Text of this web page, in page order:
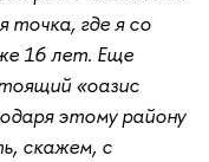
точка, где я со
16 лет. Еще
«оазис
этому району
скажем, с